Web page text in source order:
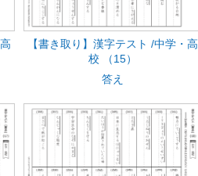
【書き取り】漢字テスト /中学・高
校 （15）
答え